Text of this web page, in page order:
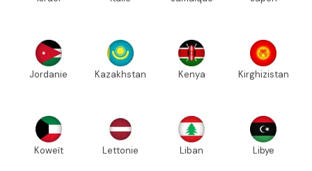
Jordanie Kazakhstan Kenya Kirghizistan
Koweït Lettonie Liban Libye